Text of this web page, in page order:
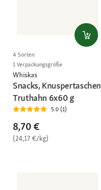
4 Sorten
1 Verpackungsgröße
Whiskas
Snacks, Knuspertaschen
Truthahn 6x60 g
5.0 (1)
8,70 €
(24,17 €/kg)